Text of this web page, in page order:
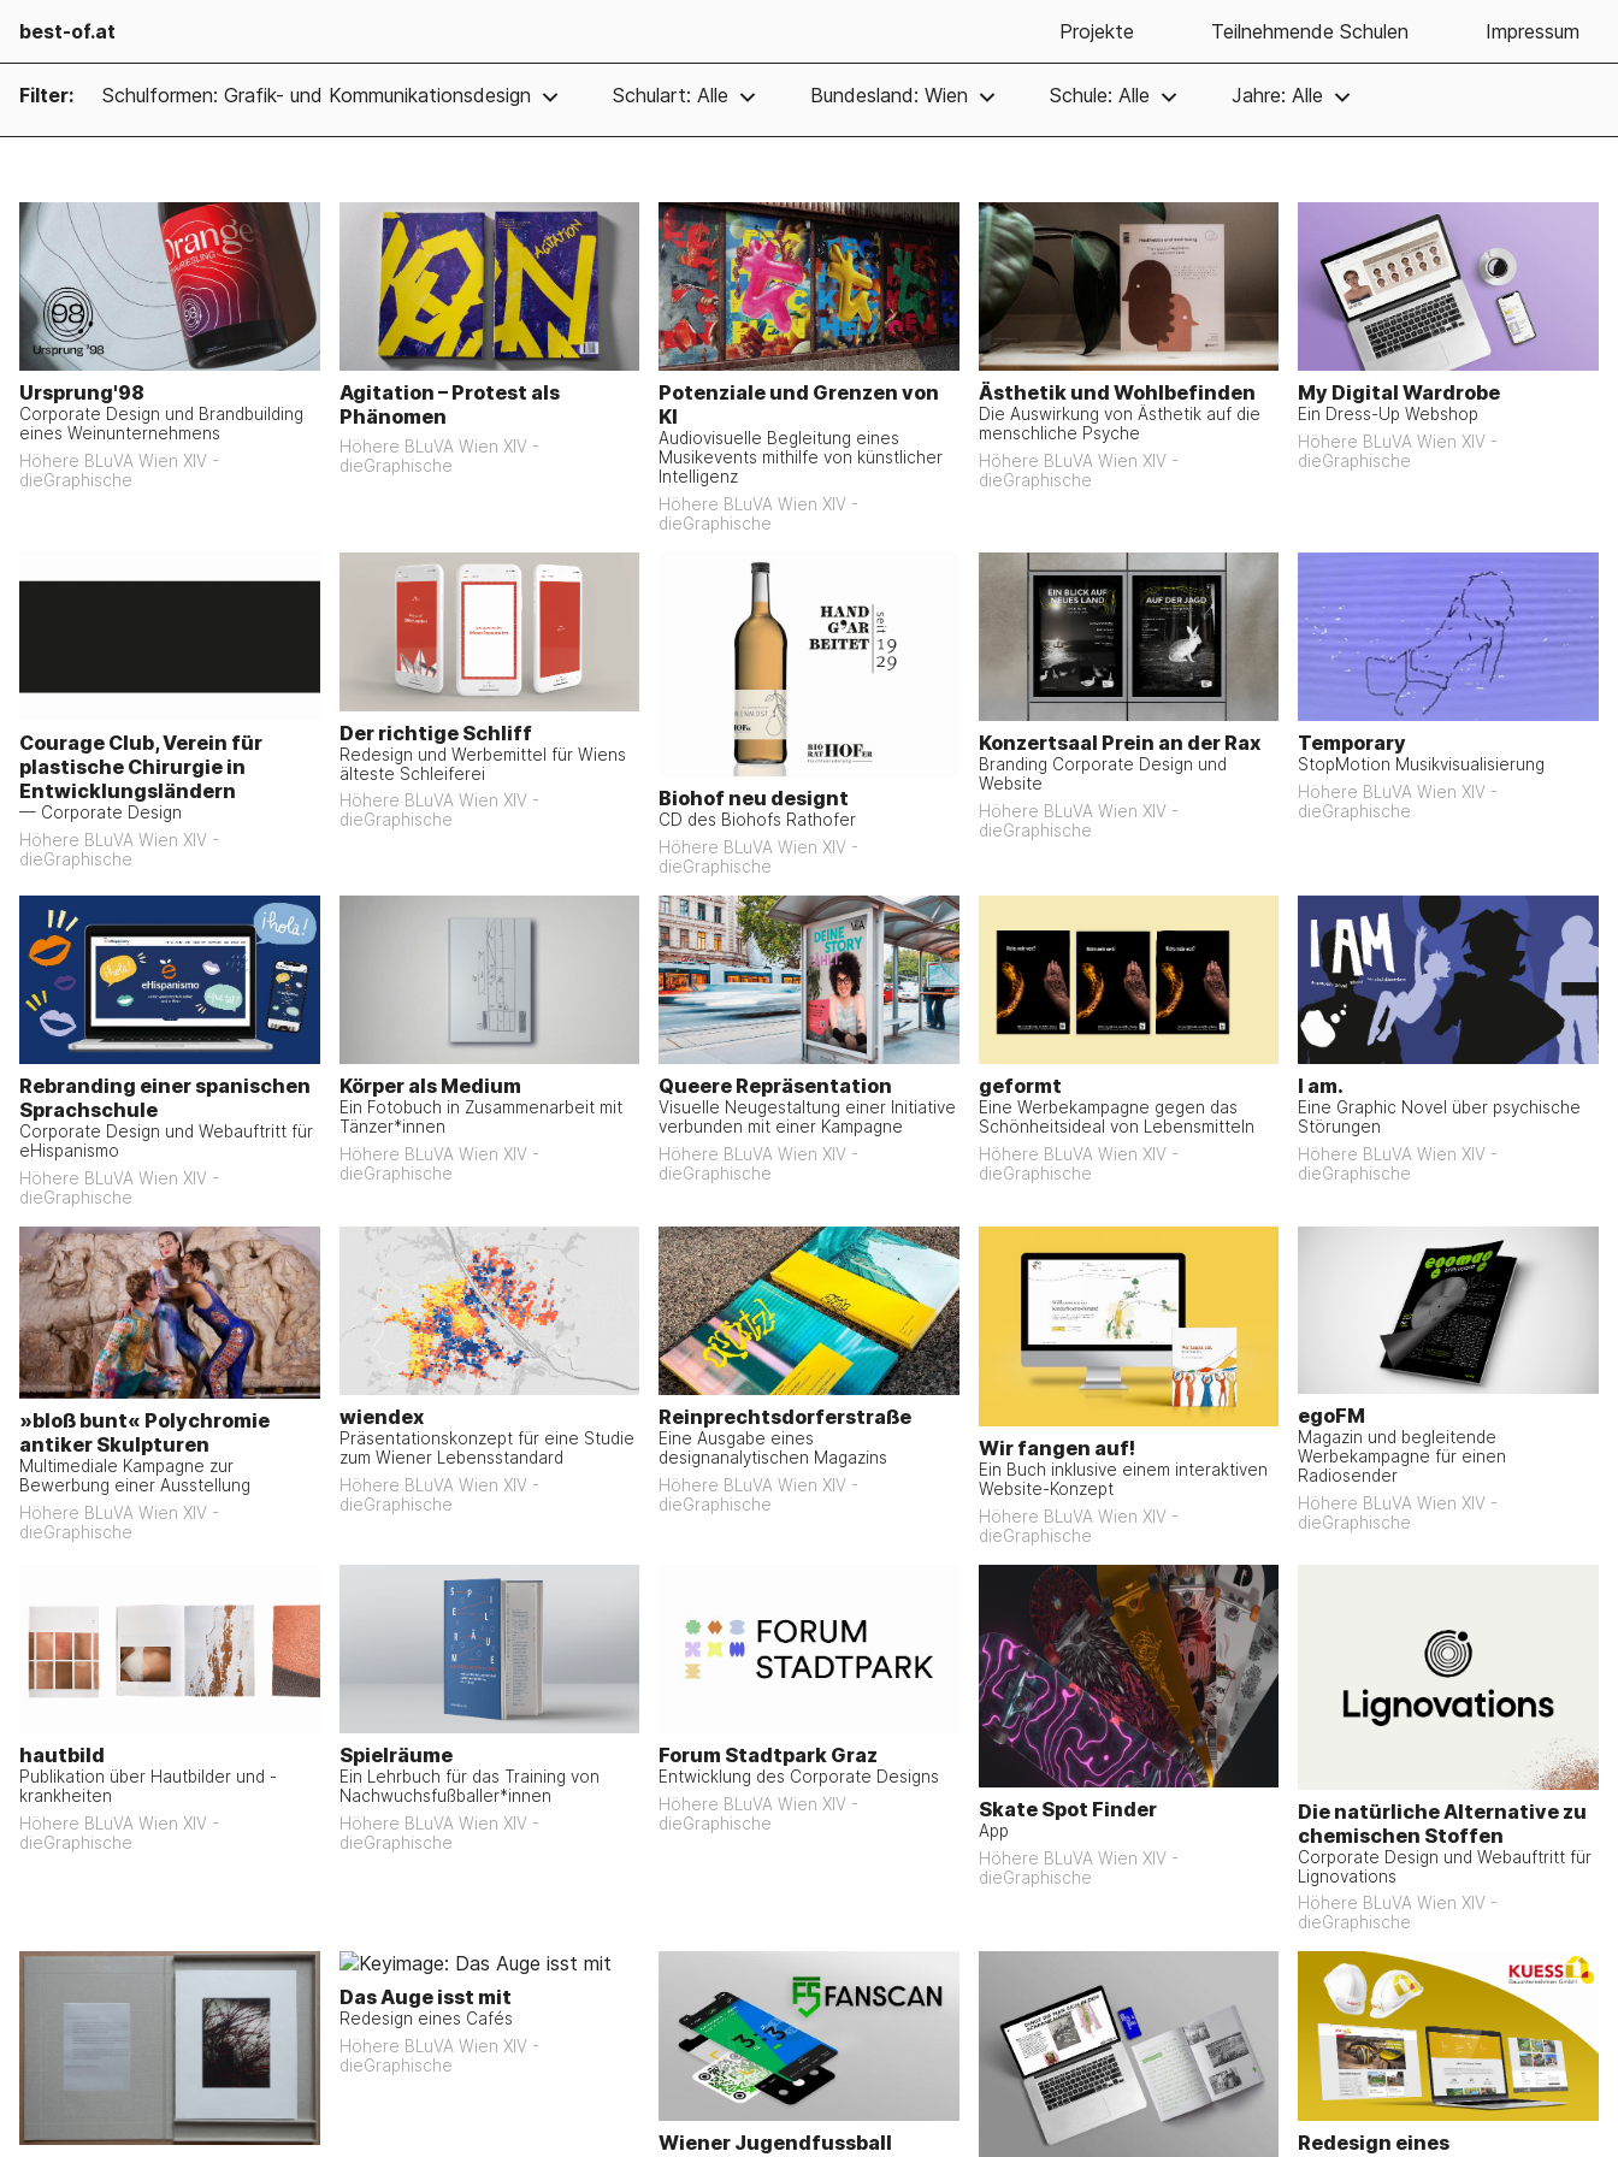
best-of.at Projekte Teilnehmende Schulen Impressum
Filter: Schulformen: Grafik- und Kommunikationsdesign Schulart: Alle Bundesland: Wien Schule: Alle Jahre: Alle
Ursprung'98
Corporate Design und Brandbuilding
eines Weinunternehmens
Höhere BLuVA Wien XIV -
dieGraphische
Agitation – Protest als
Phänomen
Höhere BLuVA Wien XIV -
dieGraphische
Potenziale und Grenzen von
KI
Audiovisuelle Begleitung eines
Musikevents mithilfe von künstlicher
Intelligenz
Höhere BLuVA Wien XIV -
dieGraphische
Ästhetik und Wohlbefinden
Die Auswirkung von Ästhetik auf die
menschliche Psyche
Höhere BLuVA Wien XIV -
dieGraphische
My Digital Wardrobe
Ein Dress-Up Webshop
Höhere BLuVA Wien XIV -
dieGraphische
Courage Club, Verein für
plastische Chirurgie in
Entwicklungsländern
— Corporate Design
Höhere BLuVA Wien XIV -
dieGraphische
Der richtige Schliff
Redesign und Werbemittel für Wiens
älteste Schleiferei
Höhere BLuVA Wien XIV -
dieGraphische
Biohof neu designt
CD des Biohofs Rathofer
Höhere BLuVA Wien XIV -
dieGraphische
Konzertsaal Prein an der Rax
Branding Corporate Design und
Website
Höhere BLuVA Wien XIV -
dieGraphische
Temporary
StopMotion Musikvisualisierung
Höhere BLuVA Wien XIV -
dieGraphische
Rebranding einer spanischen
Sprachschule
Corporate Design und Webauftritt für
eHispanismo
Höhere BLuVA Wien XIV -
dieGraphische
Körper als Medium
Ein Fotobuch in Zusammenarbeit mit
Tänzer*innen
Höhere BLuVA Wien XIV -
dieGraphische
Queere Repräsentation
Visuelle Neugestaltung einer Initiative
verbunden mit einer Kampagne
Höhere BLuVA Wien XIV -
dieGraphische
geformt
Eine Werbekampagne gegen das
Schönheitsideal von Lebensmitteln
Höhere BLuVA Wien XIV -
dieGraphische
I am.
Eine Graphic Novel über psychische
Störungen
Höhere BLuVA Wien XIV -
dieGraphische
»bloß bunt« Polychromie
antiker Skulpturen
Multimediale Kampagne zur
Bewerbung einer Ausstellung
Höhere BLuVA Wien XIV -
dieGraphische
wiendex
Präsentationskonzept für eine Studie
zum Wiener Lebensstandard
Höhere BLuVA Wien XIV -
dieGraphische
Reinprechtsdorferstraße
Eine Ausgabe eines
designanalytischen Magazins
Höhere BLuVA Wien XIV -
dieGraphische
Wir fangen auf!
Ein Buch inklusive einem interaktiven
Website-Konzept
Höhere BLuVA Wien XIV -
dieGraphische
egoFM
Magazin und begleitende
Werbekampagne für einen
Radiosender
Höhere BLuVA Wien XIV -
dieGraphische
hautbild
Publikation über Hautbilder und -
krankheiten
Höhere BLuVA Wien XIV -
dieGraphische
Spielräume
Ein Lehrbuch für das Training von
Nachwuchsfußballer*innen
Höhere BLuVA Wien XIV -
dieGraphische
Forum Stadtpark Graz
Entwicklung des Corporate Designs
Höhere BLuVA Wien XIV -
dieGraphische
Skate Spot Finder
App
Höhere BLuVA Wien XIV -
dieGraphische
Die natürliche Alternative zu
chemischen Stoffen
Corporate Design und Webauftritt für
Lignovations
Höhere BLuVA Wien XIV -
dieGraphische
Das Auge isst mit
Redesign eines Cafés
Höhere BLuVA Wien XIV -
dieGraphische
Wiener Jugendfussball
Redesign eines